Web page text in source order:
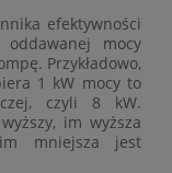
efektywności
mocy
Przykładowo,
1 kW mocy to
czyli 8 kW.
im wyższa
mniejsza jest